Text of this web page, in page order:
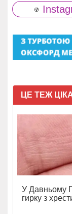
ЦЕ ТЕЖ
У Давньому
гирку з